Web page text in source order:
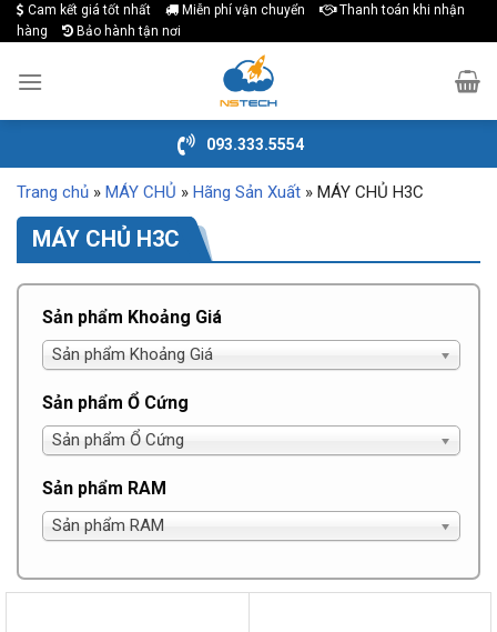
Skip
to
content
Cam kết giá tốt nhất Miễn phí vận chuyển
Thanh toán khi nhận
hàng
Bảo hành tận nơi
093.333.5554
Trang chủ » MÁY CHỦ » Hãng Sản Xuất » MÁY CHỦ H3C
MÁY CHỦ H3C
Sản phẩm Khoảng Giá
Sản phẩm Khoảng Giá
Sản phẩm Ổ Cứng
Sản phẩm Ổ Cứng
Sản phẩm RAM
Sản phẩm RAM